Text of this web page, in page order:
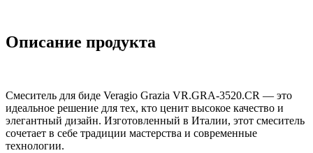
Описание продукта
Смеситель для биде Veragio Grazia VR.GRA-3520.CR — это
идеальное решение для тех, кто ценит высокое качество и
элегантный дизайн. Изготовленный в Италии, этот смеситель
сочетает в себе традиции мастерства и современные
технологии.